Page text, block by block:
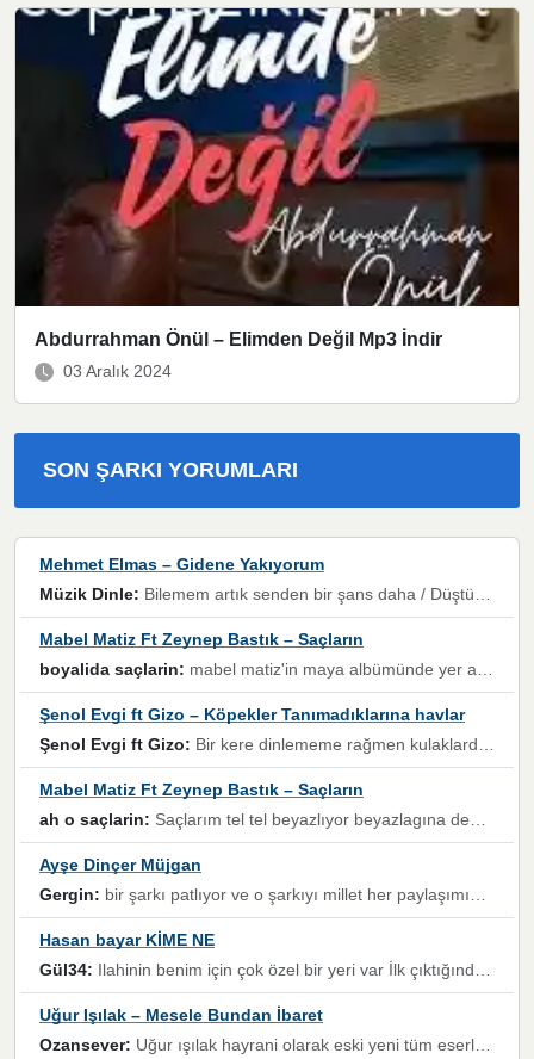
Abdurrahman Önül – Elimden Değil Mp3 İndir
03 Aralık 2024
SON ŞARKI YORUMLARI
Mehmet Elmas – Gidene Yakıyorum
Müzik Dinle: Bilemem artık senden bir şans daha / Düştüğün zaman ben olmayacağım yanında” dizeleri, artık geçmişin tekrarına izin verilmeyeceğini, kişisel sınırların çizildiğini gösteriyor.
Mabel Matiz Ft Zeynep Bastık – Saçların
boyalida saçlarin: mabel matiz'in maya albümünde yer alan güzellerden. parça da şarkı hani! müzikal altyapısına vurulduğum, sözlerinde kaybolduğum bir parça olmuş.
Şenol Evgi ft Gizo – Köpekler Tanımadıklarına havlar
Şenol Evgi ft Gizo: Bir kere dinlememe rağmen kulaklardan gitmiyor sen sen sen sen kurban ol sen sen sen sen hayran ol yükses ses müzik dinleme sebebisiniz canlar bomba gibi patladınız maşallah
Mabel Matiz Ft Zeynep Bastık – Saçların
ah o saçlarin: Saçlarım tel tel beyazlıyor beyazlagına degil yanımda sen yoksun ona üzülüyorum günler bir bir geçiyor geçen günlere değil sensiz geçen günlere darılıyorum,Dinledikce asla kavusamayacagim ama asla unutamicagim sevdiğim adam için yanar içim
Ayşe Dinçer Müjgan
Gergin: bir şarkı patlıyor ve o şarkıyı millet her paylaşımın altına koyuyor ve öyle bir durum hal alıyor ki şarkıyı dinlemeden şarkıdan bikıyorsun Ama bu enteresan bir şekilde dillere dolanıyor millet olarak seviyoruz dertlerle boğuşurken bir yandan da göbek atmayi))) diyeceklerim bu kadar güzel hoş bir sayfa emeğinize sağlık arkadaşlar kolay gelsin
Hasan bayar KİME NE
Gül34: Ilahinin benim için çok özel bir yeri var İlk çıktığında komşum ne kadar yüksek sesle dinliyorsa orada duymuştum ve YouTube'dan aratıp Bu ilahiyi bulmuştum ve sonra müdavimi oldum günlük Ben de 3-5 kere dinleyip ezberleyip artık ilahiye bende eşlik ediyorum yüksek sesle Allah razı olsun hizmet nimettir Rabbim sizin zahmetlerinize de hayırlı nimetler versin Selam ve dua ile Allah'a emanet olun
Uğur Işılak – Mesele Bundan İbaret
Ozansever: Uğur ışılak hayrani olarak eski yeni tüm eserlerini keyifle huzurla dinleyenlerden birisiyim, emeğine saygı duyan gönül veren bunu en güzel şekilde sevenlerine ulaştıran siz değerli sayfa yöneticilerine de teşekkür ederim